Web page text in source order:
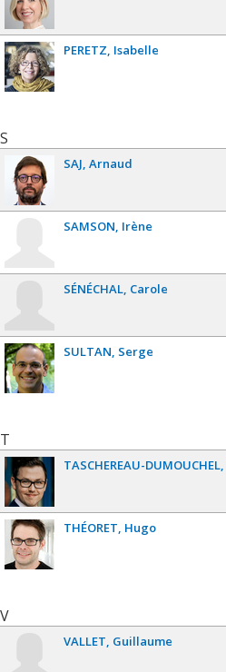
PERETZ Isabelle
S
SAJ Arnaud
SAMSON Irène
SÉNÉCHAL Carole
SULTAN Serge
T
TASCHEREAU-DUMOUCHEL
THÉORET Hugo
V
VALLET Guillaume